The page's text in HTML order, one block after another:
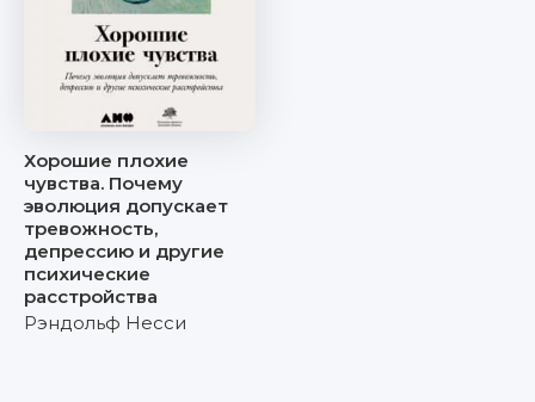
Хорошие плохие
чувства. Почему
эволюция допускает
тревожность,
депрессию и другие
психические
расстройства
Рэндольф Несси